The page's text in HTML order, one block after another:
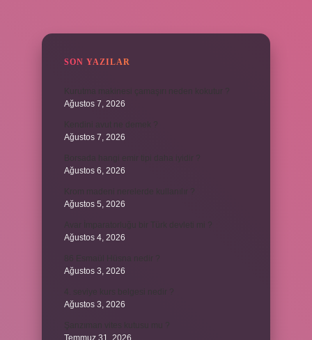
SON YAZILAR
Ağustos 7, 2026
Ağustos 7, 2026
Ağustos 6, 2026
Ağustos 5, 2026
Ağustos 4, 2026
Ağustos 3, 2026
Ağustos 3, 2026
Temmuz 31, 2026